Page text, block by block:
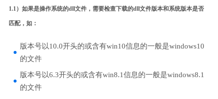
1.1）如果是操作系统的dll文件，需要检查下载的dll文件版本和系统版本是否
匹配，如：
版本号以10.0开头的或含有win10信息的一般是windows10
的文件
版本号以6.3开头的或含有win8.1信息的一般是windows8.1
的文件